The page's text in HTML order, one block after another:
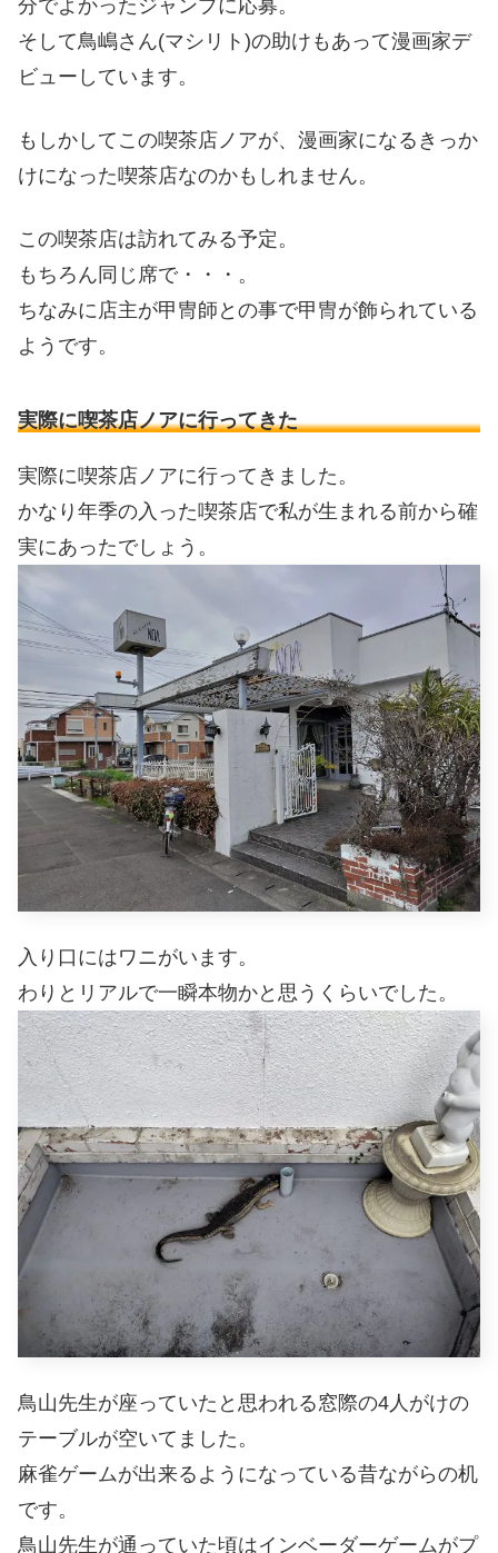
分でよかったジャンプに応募。
そして鳥嶋さん(マシリト)の助けもあって漫画家デ
ビューしています。
もしかしてこの喫茶店ノアが、漫画家になるきっか
けになった喫茶店なのかもしれません。
この喫茶店は訪れてみる予定。
もちろん同じ席で・・・。
ちなみに店主が甲冑師との事で甲冑が飾られている
ようです。
実際に喫茶店ノアに行ってきた
実際に喫茶店ノアに行ってきました。
かなり年季の入った喫茶店で私が生まれる前から確
実にあったでしょう。
入り口にはワニがいます。
わりとリアルで一瞬本物かと思うくらいでした。
鳥山先生が座っていたと思われる窓際の4人がけの
テーブルが空いてました。
麻雀ゲームが出来るようになっている昔ながらの机
です。
鳥山先生が通っていた頃はインベーダーゲームがプ